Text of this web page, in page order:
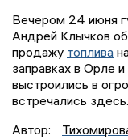
Вечером 24 июня
Андрей Клычков
продажу топлива
заправках в Орле
выстроились в
встречались здесь.
Автор: